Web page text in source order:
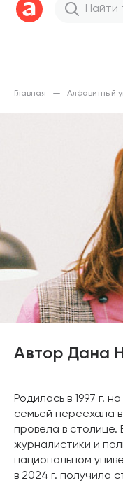
Главная Алфавитный
Автор Дана
Родилась в 1997 г.
семьей переехала
провела в столице.
журналистики и
национальном
в 2024 г. получила